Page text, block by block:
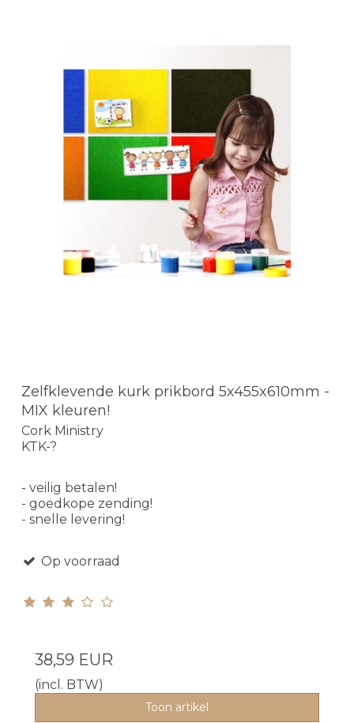
Zelfklevende kurk prikbord 5x455x610mm -
MIX kleuren!
Cork Ministry
KTK-?
- veilig betalen!
- goedkope zending!
- snelle levering!
Op voorraad
38,59 EUR
(incl. BTW)
Toon artikel